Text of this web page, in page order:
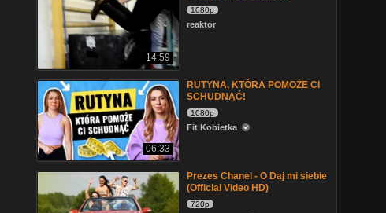
14:59
1080p
reaktor
06:33
RUTYNA, KTÓRA POMOŻE CI
SCHUDNĄĆ!
1080p
Fit Kobietka
Prezes Chanel - O Daj mi siebie
(Official Video HD)
720p